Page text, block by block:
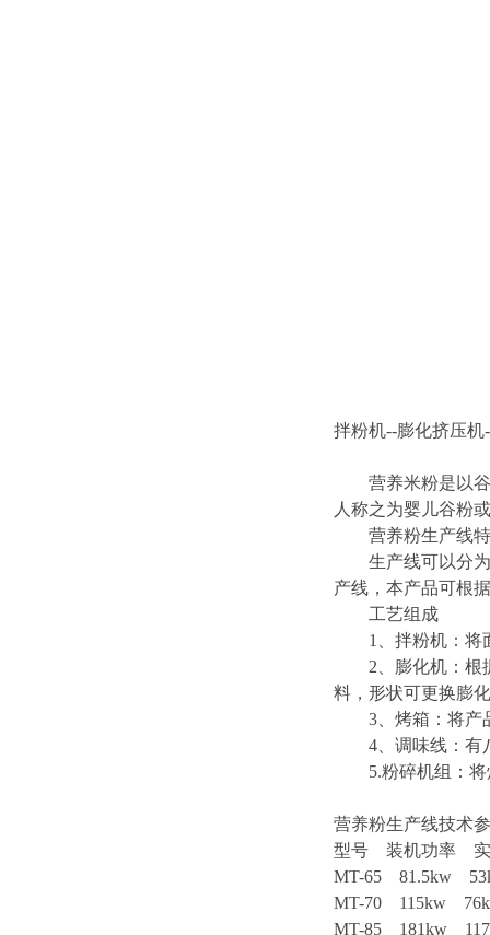
拌粉机--膨化挤压
营养米粉是以谷
人称之为婴儿谷粉
营养粉生产线
生产线可以分为
产线，本产品可根
工艺组成
1、拌粉机：将面
2、膨化机：根据
料，形状可更换膨
3、烤箱：将产品
4、调味线：有八
5.粉碎机组：将
营养粉生产线技术
型号 装机功率
MT-65 81.5kw
MT-70 115kw
MT-85 181kw